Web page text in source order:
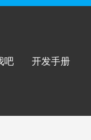
吧 开发手册